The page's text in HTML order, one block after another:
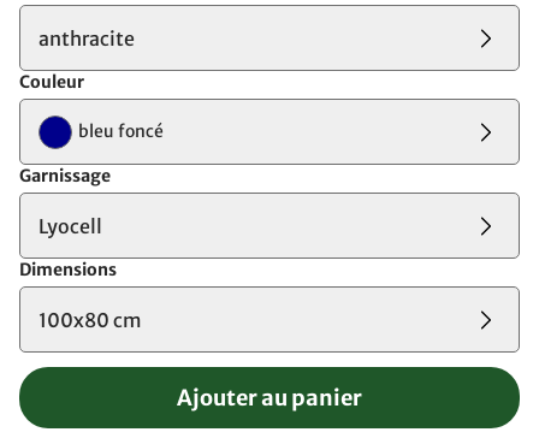
anthracite
Couleur
bleu foncé
Garnissage
Lyocell
Dimensions
100x80 cm
Ajouter au panier